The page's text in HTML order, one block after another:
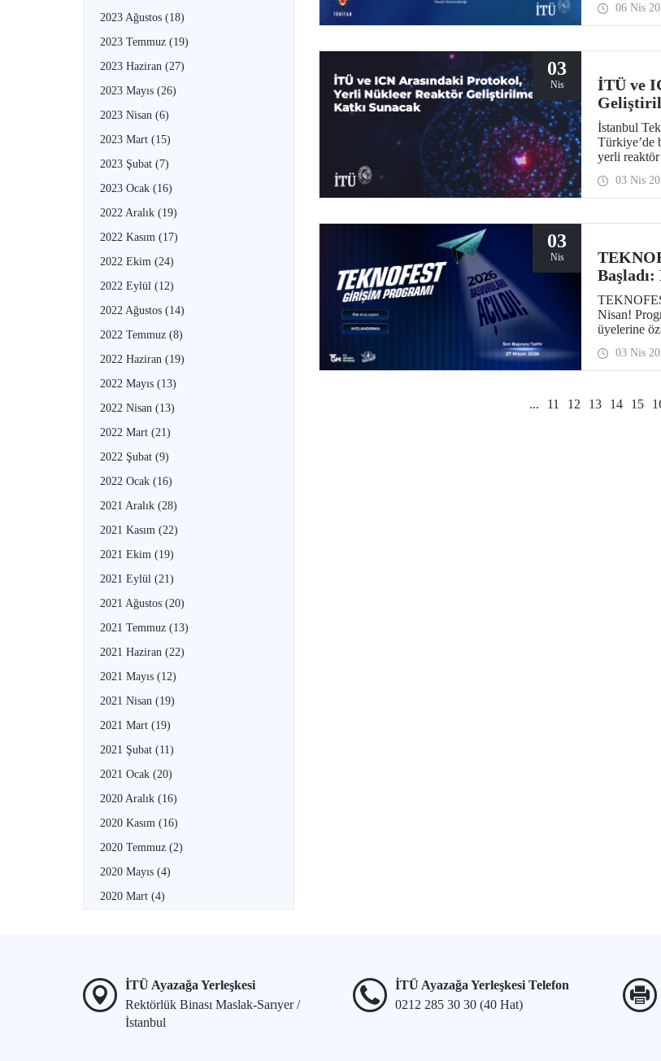
2023 Ağustos (18)
2023 Temmuz (19)
2023 Haziran (27)
2023 Mayıs (26)
2023 Nisan (6)
2023 Mart (15)
2023 Şubat (7)
2023 Ocak (16)
2022 Aralık (19)
2022 Kasım (17)
2022 Ekim (24)
2022 Eylül (12)
2022 Ağustos (14)
2022 Temmuz (8)
2022 Haziran (19)
2022 Mayıs (13)
2022 Nisan (13)
2022 Mart (21)
2022 Şubat (9)
2022 Ocak (16)
2021 Aralık (28)
2021 Kasım (22)
2021 Ekim (19)
2021 Eylül (21)
2021 Ağustos (20)
2021 Temmuz (13)
2021 Haziran (22)
2021 Mayıs (12)
2021 Nisan (19)
2021 Mart (19)
2021 Şubat (11)
2021 Ocak (20)
2020 Aralık (16)
2020 Kasım (16)
2020 Temmuz (2)
2020 Mayıs (4)
2020 Mart (4)
06 Nis
03
Nis
İTÜ ve
İstanbul
Türkiye’de
yerli reaktör
03 Nis
03
Nis
Nisan!
üyelerine
03 Nis
... 11 12 13 14 15
İTÜ Ayazağa Yerleşkesi
Rektörlük Binası Maslak-Sarıyer /
İstanbul
İTÜ Ayazağa Yerleşkesi Telefon
0212 285 30 30 (40 Hat)